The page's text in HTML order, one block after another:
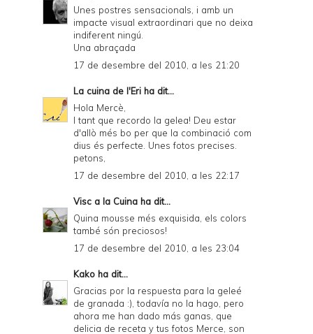
Unes postres sensacionals, i amb un
impacte visual extraordinari que no deixa
indiferent ningú.
Una abraçada
17 de desembre del 2010, a les 21:20
La cuina de l'Eri ha dit...
Hola Mercè,
I tant que recordo la gelea! Deu estar
d'allò més bo per que la combinació com
dius és perfecte. Unes fotos precises.
petons,
17 de desembre del 2010, a les 22:17
Visc a la Cuina ha dit...
Quina mousse més exquisida, els colors
també són preciosos!
17 de desembre del 2010, a les 23:04
Kako ha dit...
Gracias por la respuesta para la geleé
de granada :), todavía no la hago, pero
ahora me han dado más ganas, que
delicia de receta y tus fotos Merce, son